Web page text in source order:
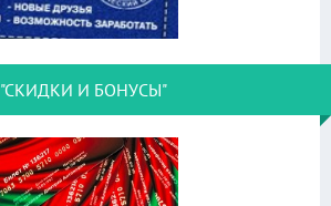
"СКИДКИ И БОНУСЫ"